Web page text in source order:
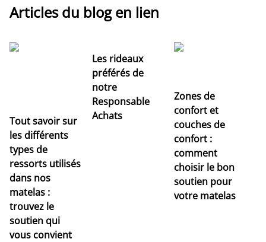
Articles du blog en lien
Tout savoir sur
les différents
types de
ressorts utilisés
dans nos
matelas :
trouvez le
soutien qui
vous convient
Les rideaux
préférés de
notre
Responsable
Achats
Zones de
confort et
couches de
confort :
comment
choisir le bon
soutien pour
votre matelas